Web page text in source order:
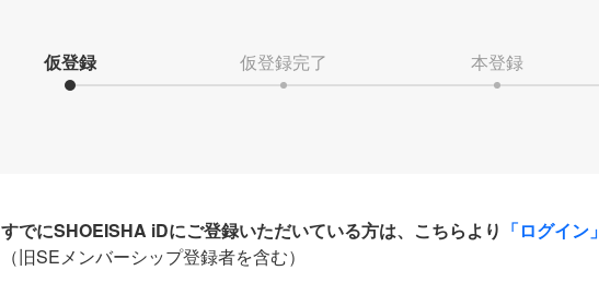
仮登録 仮登録完了 本登録
すでにSHOEISHA iDにご登録いただいている方は、こちらより 「ログイン」
（旧SEメンバーシップ登録者を含む）